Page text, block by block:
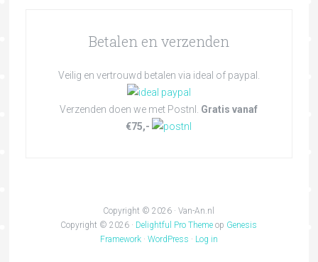
Betalen en verzenden
Veilig en vertrouwd betalen via ideal of paypal.
Verzenden doen we met Postnl. Gratis vanaf
€75,-
Copyright © 2026 · Van-An.nl
Copyright © 2026 · Delightful Pro Theme op Genesis
Framework· WordPress · Log in